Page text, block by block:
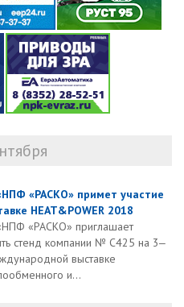
«РАСКО» примет участие
HEAT&POWER 2018
«РАСКО» приглашает
стенд компании № С425 на 3‒
выставке
и...